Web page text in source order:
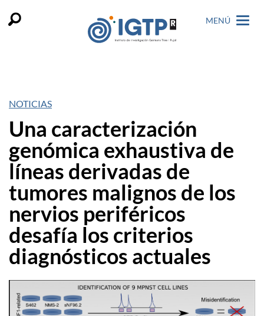
MENÚ
NOTICIAS
Una caracterización
genómica exhaustiva de
líneas derivadas de
tumores malignos de los
nervios periféricos
desafía los criterios
diagnósticos actuales